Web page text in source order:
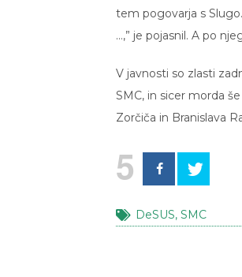
tem pogovarja s
…,” je pojasnil. A po
V javnosti so zlasti
SMC, in sicer morda
Zorčiča in Branislava
5
DeSUS, SMC